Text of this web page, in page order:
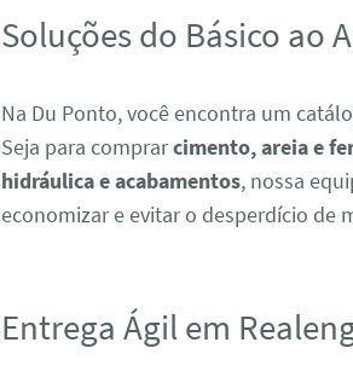
Soluções do Básico ao
Na Du Ponto, você encontra um
Seja para comprarcimento, areia e
hidráulica e acabamentos, nossa
economizar e evitar o desperdício de
Entrega Ágil em